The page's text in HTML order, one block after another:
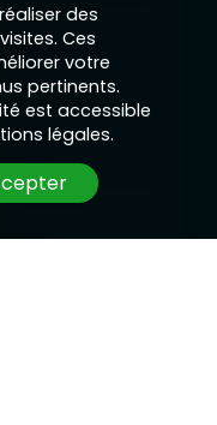
des
Ces
votre
pertinents.
est accessible
légales.